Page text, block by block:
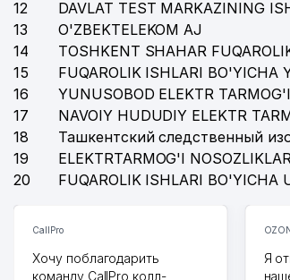
KRILAK ASIASTROY MChJ
TOSHKENT SHAHAR QURILISH
DAS MARKETING MChJ
NOGIRONLARNI REABILITATSIA
ARCH DECO MChJ
BELARUS RESPUBLIKASI
47 HUQUQ UK
12
DAVLAT TEST MARKAZINING
13
O'ZBEKTELEKOM AJ
14
TOSHKENT SHAHAR
15
FUQAROLIK ISHLARI BO'YICHA
16
YUNUSOBOD ELEKTR
17
NAVOIY HUDUDIY ELEKTR
18
Ташкентский следственный
19
ELEKTRTARMOG'I
20
FUQAROLIK ISHLARI BO'YICHA
CallPro
Хочу поблагодарить
команду CallPro колл-
Я